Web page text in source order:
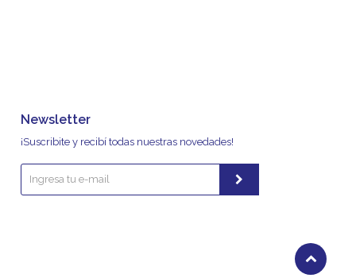
Newsletter
¡Suscribite y recibí todas nuestras novedades!